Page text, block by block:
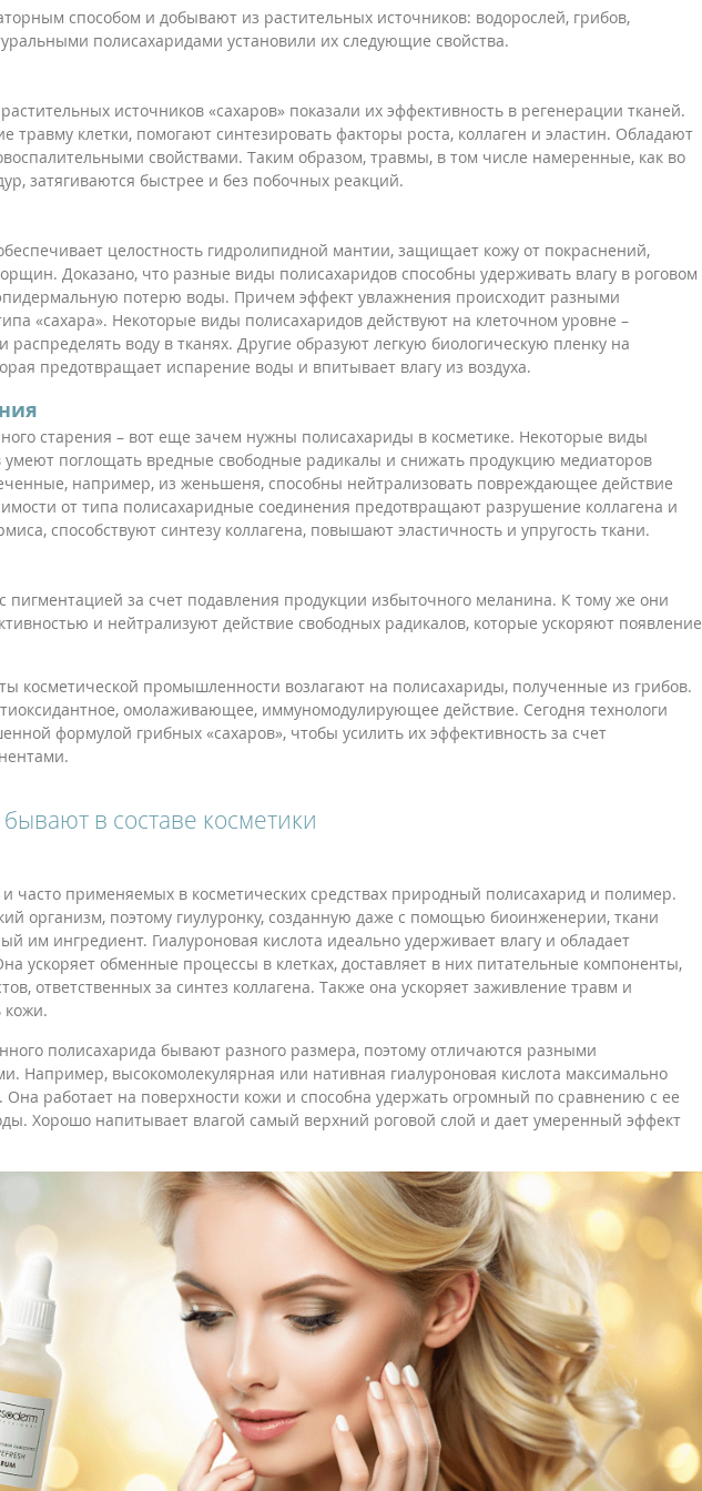
способом и добывают из растительных источников: водорослей, грибов,
полисахаридами установили их следующие свойства.
источников «сахаров» показали их эффективность в регенерации тканей.
клетки, помогают синтезировать факторы роста, коллаген и эластин. Обладают
свойствами. Таким образом, травмы, в том числе намеренные, как во
затягиваются быстрее и без побочных реакций.
целостность гидролипидной мантии, защищает кожу от покраснений,
Доказано, что разные виды полисахаридов способны удерживать влагу в роговом
потерю воды. Причем эффект увлажнения происходит разными
«сахара». Некоторые виды полисахаридов действуют на клеточном уровне –
распределять воду в тканях. Другие образуют легкую биологическую пленку на
предотвращает испарение воды и впитывает влагу из воздуха.
старения – вот еще зачем нужны полисахариды в косметике. Некоторые виды
умеют поглощать вредные свободные радикалы и снижать продукцию медиаторов
например, из женьшеня, способны нейтрализовать повреждающее действие
от типа полисахаридные соединения предотвращают разрушение коллагена и
способствуют синтезу коллагена, повышают эластичность и упругость ткани.
пигментацией за счет подавления продукции избыточного меланина. К тому же они
и нейтрализуют действие свободных радикалов, которые ускоряют появление
косметической промышленности возлагают на полисахариды, полученные из грибов.
омолаживающее, иммуномодулирующее действие. Сегодня технологи
формулой грибных «сахаров», чтобы усилить их эффективность за счет
в составе косметики
часто применяемых в косметических средствах природный полисахарид и полимер.
организм, поэтому гиулуронку, созданную даже с помощью биоинженерии, ткани
им ингредиент. Гиалуроновая кислота идеально удерживает влагу и обладает
ускоряет обменные процессы в клетках, доставляет в них питательные компоненты,
ответственных за синтез коллагена. Также она ускоряет заживление травм и
кожи.
полисахарида бывают разного размера, поэтому отличаются разными
Например, высокомолекулярная или нативная гиалуроновая кислота максимально
Она работает на поверхности кожи и способна удержать огромный по сравнению с ее
Хорошо напитывает влагой самый верхний роговой слой и дает умеренный эффект